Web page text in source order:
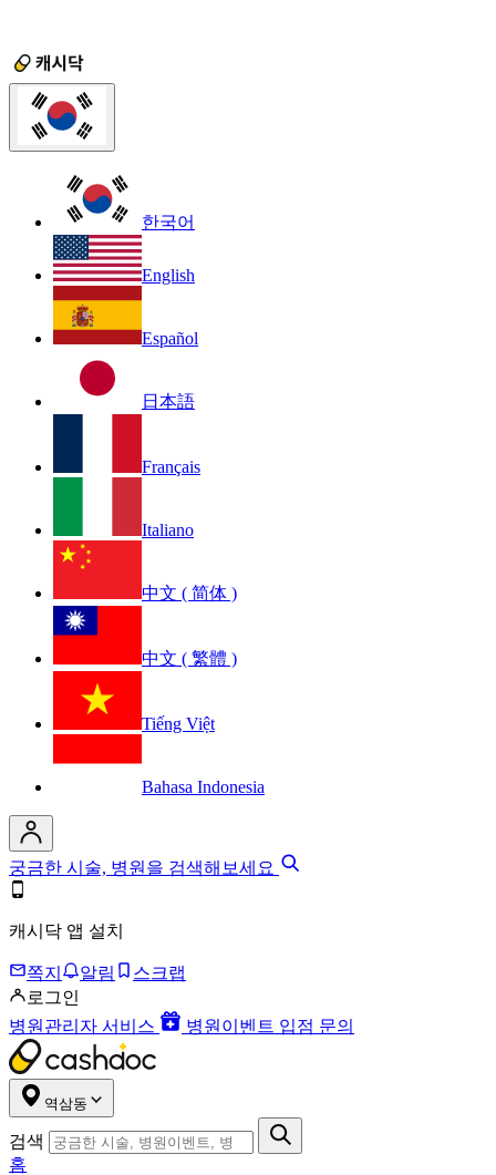
한국어
English
Español
日本語
Français
Italiano
中文 ( 简体 )
中文 ( 繁體 )
Tiếng Việt
Bahasa Indonesia
궁금한 시술, 병원을 검색해보세요
캐시닥 앱 설치
쪽지 알림
스크랩
로그인
병원관리자 서비스
병원이벤트 입점 문의
역삼동
검색
홈